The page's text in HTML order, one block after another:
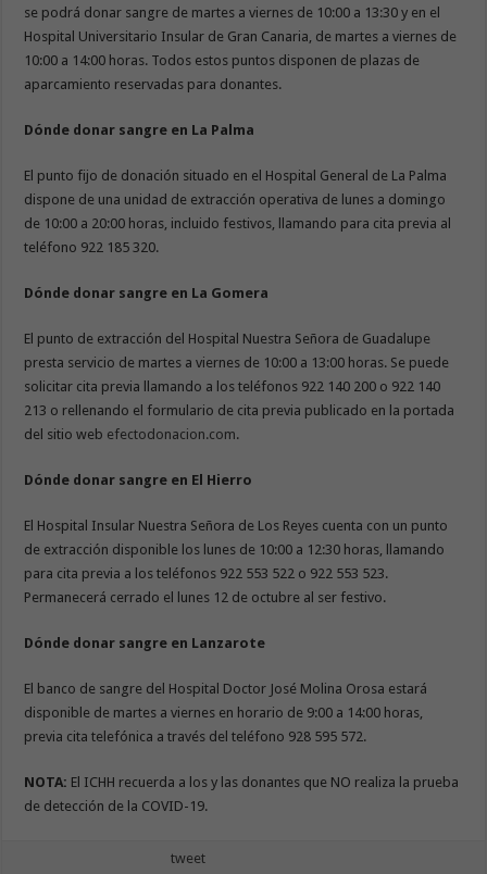
se podrá donar sangre de martes a viernes de 10:00 a 13:30 y en el
Hospital Universitario Insular de Gran Canaria, de martes a viernes de
10:00 a 14:00 horas. Todos estos puntos disponen de plazas de
aparcamiento reservadas para donantes.
Dónde donar sangre en La Palma
El punto fijo de donación situado en el Hospital General de La Palma
dispone de una unidad de extracción operativa de lunes a domingo
de 10:00 a 20:00 horas, incluido festivos, llamando para cita previa al
teléfono 922 185 320.
Dónde donar sangre en La Gomera
El punto de extracción del Hospital Nuestra Señora de Guadalupe
presta servicio de martes a viernes de 10:00 a 13:00 horas. Se puede
solicitar cita previa llamando a los teléfonos 922 140 200 o 922 140
213 o rellenando el formulario de cita previa publicado en la portada
del sitio web efectodonacion.com.
Dónde donar sangre en El Hierro
El Hospital Insular Nuestra Señora de Los Reyes cuenta con un punto
de extracción disponible los lunes de 10:00 a 12:30 horas, llamando
para cita previa a los teléfonos 922 553 522 o 922 553 523.
Permanecerá cerrado el lunes 12 de octubre al ser festivo.
Dónde donar sangre en Lanzarote
El banco de sangre del Hospital Doctor José Molina Orosa estará
disponible de martes a viernes en horario de 9:00 a 14:00 horas,
previa cita telefónica a través del teléfono 928 595 572.
NOTA: El ICHH recuerda a los y las donantes que NO realiza la prueba
de detección de la COVID-19.​
tweet